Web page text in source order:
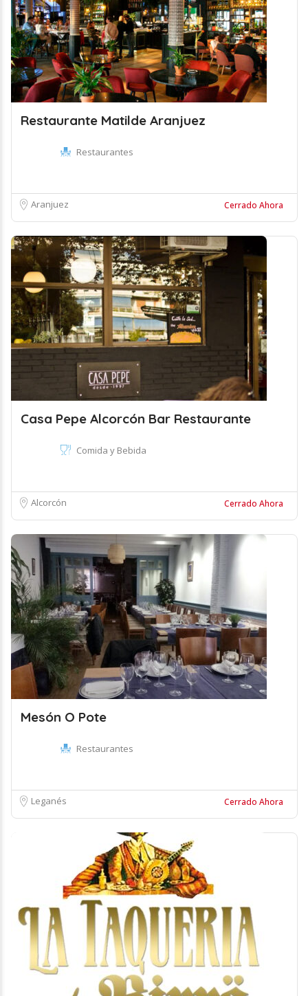
Restaurante Matilde Aranjuez
Restaurantes
Aranjuez Cerrado Ahora
Casa Pepe Alcorcón Bar Restaurante
Comida y Bebida
Alcorcón Cerrado Ahora
Mesón O Pote
Restaurantes
Leganés Cerrado Ahora